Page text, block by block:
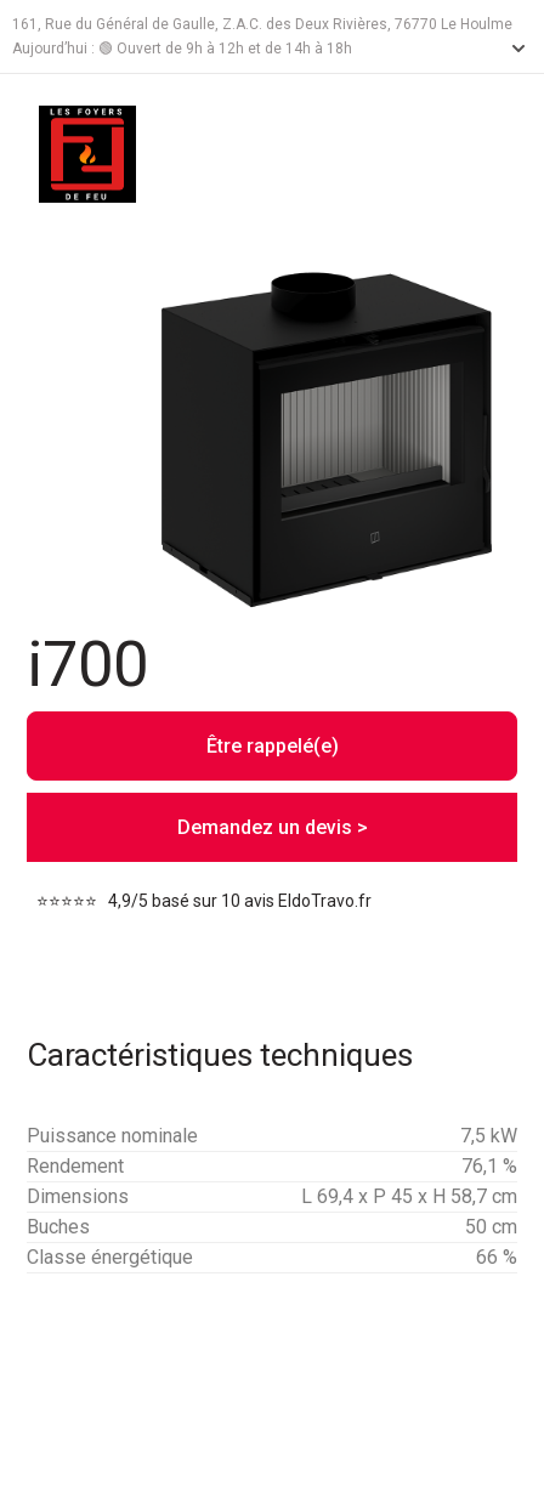
161, Rue du Général de Gaulle, Z.A.C. des Deux Rivières, 76770 Le Houlme
Aujourd’hui : 🟢 Ouvert de 9h à 12h et de 14h à 18h
i700
Être rappelé(e)
Demandez un devis >
⭐️⭐️⭐️⭐️⭐️ 4,9/5 basé sur 10 avis EldoTravo.fr
Caractéristiques techniques
Puissance nominale
7,5 kW
Rendement
76,1 %
Dimensions
L 69,4 x P 45 x H 58,7 cm
Buches
50 cm
Classe énergétique
66 %